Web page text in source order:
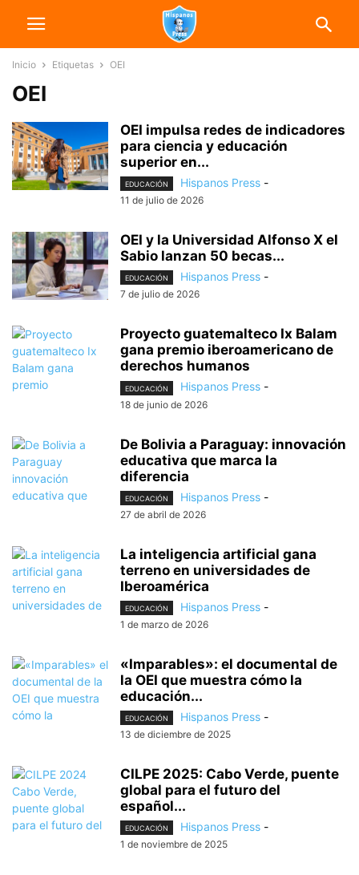
Inicio Etiquetas OEI
OEI
OEI impulsa redes de indicadores
para ciencia y educación
superior en...
EDUCACIÓN Hispanos Press -
11 de julio de 2026
OEI y la Universidad Alfonso X el
Sabio lanzan 50 becas...
EDUCACIÓN Hispanos Press -
7 de julio de 2026
Proyecto guatemalteco Ix Balam
gana premio iberoamericano de
derechos humanos
EDUCACIÓN Hispanos Press -
18 de junio de 2026
De Bolivia a Paraguay: innovación
educativa que marca la
diferencia
EDUCACIÓN Hispanos Press -
27 de abril de 2026
La inteligencia artificial gana
terreno en universidades de
Iberoamérica
EDUCACIÓN Hispanos Press -
1 de marzo de 2026
«Imparables»: el documental de
la OEI que muestra cómo la
educación...
EDUCACIÓN Hispanos Press -
13 de diciembre de 2025
CILPE 2025: Cabo Verde, puente
global para el futuro del
español...
EDUCACIÓN Hispanos Press -
1 de noviembre de 2025